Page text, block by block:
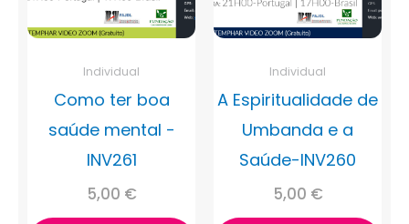
Individual
Como ter boa
saúde mental -
INV261
5,00 €
Individual
A Espiritualidade de
Umbanda e a
Saúde-INV260
5,00 €